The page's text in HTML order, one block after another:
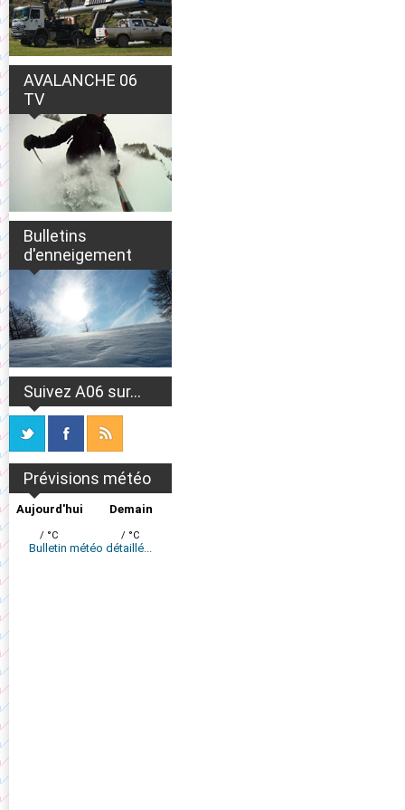
AVALANCHE 06
TV
Bulletins
d'enneigement
Suivez A06 sur...
Prévisions météo
Aujourd'hui
/ °C
Demain
/ °C
Bulletin météo détaillé...